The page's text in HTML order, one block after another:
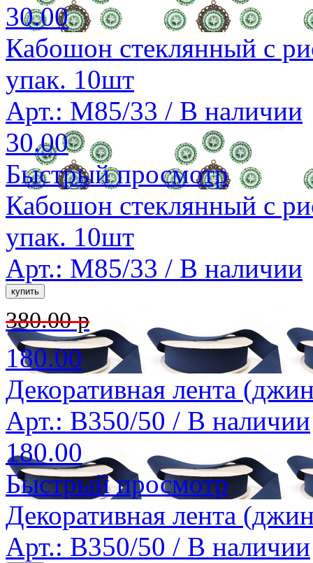
30.00
Кабошон стеклянный с
упак. 10шт
Арт.: M85/33 / В наличии
30.00
Быстрый просмотр
Кабошон стеклянный с
упак. 10шт
Арт.: M85/33 / В наличии
380.00 р
180.00
Декоративная лента
Арт.: B350/50 / В наличии
180.00
Быстрый просмотр
Декоративная лента
Арт.: B350/50 / В наличии